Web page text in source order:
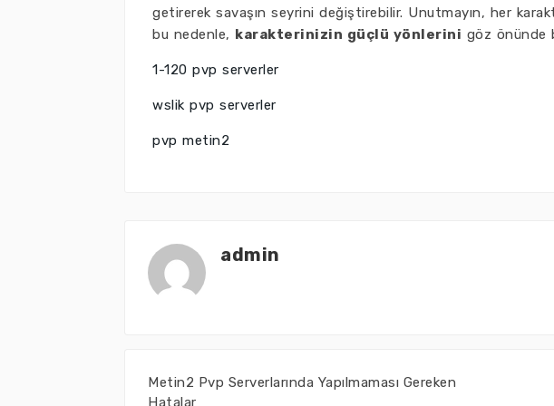
getirerek savaşın seyrini değiştirebilir. Unutmayın, her
bu nedenle, karakterinizin güçlü yönlerini göz önünde
1-120 pvp serverler
wslik pvp serverler
pvp metin2
admin
Metin2 Pvp Serverlarında Yapılmaması Gereken
Hatalar